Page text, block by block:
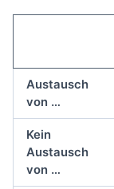
Austausch
von …
Kein
Austausch
von …